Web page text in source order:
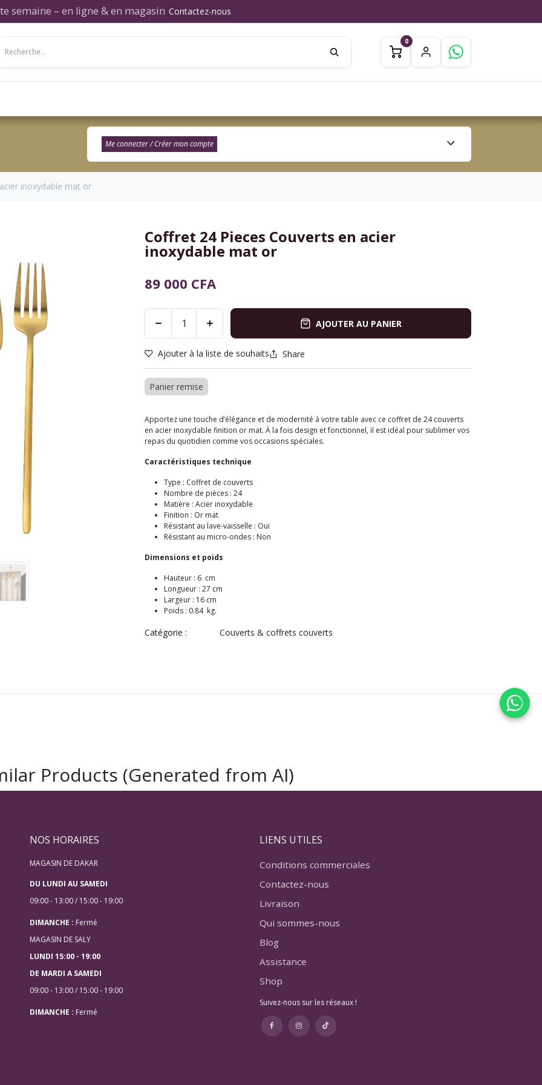
semaine – en ligne & en magasin Contactez-nous
0
Me connecter / Créer mon compte​
inoxydable mat or
Coffret 24 Pieces Couverts en acier
inoxydable mat or
89 000 CFA
AJOUTER AU PANIER
Ajouter à la liste de souhaits Share
Panier remise
Apportez une touche d’élégance et de modernité à votre table avec ce coffret de 24 couverts
en acier inoxydable finition or mat. À la fois design et fonctionnel, il est idéal pour sublimer vos
repas du quotidien comme vos occasions spéciales.
Caractéristiques technique
Type : Coffret de couverts
Nombre de pièces : 24
Matière : Acier inoxydable
Finition : Or mat
Résistant au lave-vaisselle : Oui
Résistant au micro-ondes : Non
Dimensions et poids
Hauteur : 6 cm
Longueur : 27 cm
Largeur : 16 cm
Poids : 0.84 kg.
Catégorie : Couverts & coffrets couverts
Products (Generated from AI)
NOS HORAIRES
MAGASIN DE DAKAR
DU LUNDI AU SAMEDI
09:00 - 13:00 / 15:00 - 19:00
DIMANCHE : Fermé
MAGASIN DE SALY
LUNDI 15:00 - 19:00
DE MARDI A SAMEDI
09:00 - 13:00 / 15:00 - 19:00
DIMANCHE : Fermé
LIENS UTILES
Conditions commerciales
Contactez-nous
Livraison
Qui sommes-nous
Blog
Assistance
Shop
Suivez-nous sur les réseaux !